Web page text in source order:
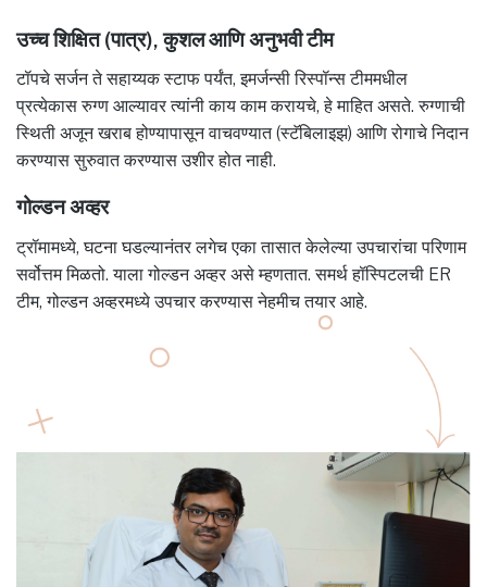
उच्च शिक्षित (पात्र), कुशल आणि अनुभवी टीम
टॉपचे सर्जन ते सहाय्यक स्टाफ पर्यंत, इमर्जन्सी रिस्पॉन्स टीममधील
प्रत्येकास रुग्ण आल्यावर त्यांनी काय काम करायचे, हे माहित असते. रुग्णाची
स्थिती अजून खराब होण्यापासून वाचवण्यात (स्टॅबिलाइझ) आणि रोगाचे निदान
करण्यास सुरुवात करण्यास उशीर होत नाही.
गोल्डन अव्हर
ट्रॉमामध्ये, घटना घडल्यानंतर लगेच एका तासात केलेल्या उपचारांचा परिणाम
सर्वोत्तम मिळतो. याला गोल्डन अव्हर असे म्हणतात. समर्थ हॉस्पिटलची ER
टीम, गोल्डन अव्हरमध्ये उपचार करण्यास नेहमीच तयार आहे.